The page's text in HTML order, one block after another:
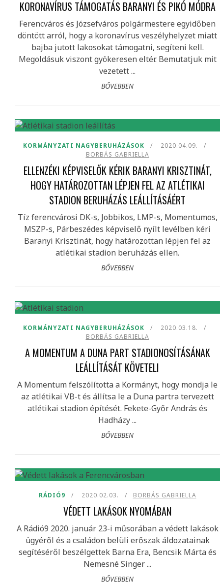
KORONAVÍRUS TÁMOGATÁS BARANYI ÉS PIKÓ MÓDRA
Ferencváros és Józsefváros polgármestere egyidőben
döntött arról, hogy a koronavírus veszélyhelyzet miatt
bajba jutott lakosokat támogatni, segíteni kell.
Megoldásuk viszont gyökeresen eltér. Bemutatjuk mit
vezetett ...
BŐVEBBEN
KORMÁNYZATI NAGYBERUHÁZÁSOK
2020.04.09.
BORBÁS GABRIELLA
ELLENZÉKI KÉPVISELŐK KÉRIK BARANYI KRISZTINÁT,
HOGY HATÁROZOTTAN LÉPJEN FEL AZ ATLÉTIKAI
STADION BERUHÁZÁS LEÁLLÍTÁSÁÉRT
Tíz ferencvárosi DK-s, Jobbikos, LMP-s, Momentumos,
MSZP-s, Párbeszédes képviselő nyílt levélben kéri
Baranyi Krisztinát, hogy határozottan lépjen fel az
atlétikai stadion beruházás ellen.
BŐVEBBEN
KORMÁNYZATI NAGYBERUHÁZÁSOK
2020.03.18.
BORBÁS GABRIELLA
A MOMENTUM A DUNA PART STADIONOSÍTÁSÁNAK
LEÁLLÍTÁSÁT KÖVETELI
A Momentum felszólította a Kormányt, hogy mondja le
az atlétikai VB-t és állítsa le a Duna partra tervezett
atlétikai stadion építését. Fekete-Győr András és
Hadházy ...
BŐVEBBEN
RÁDIÓ9 2020.02.03. BORBÁS GABRIELLA
VÉDETT LAKÁSOK NYOMÁBAN
A Rádió9 2020. január 23-i műsorában a védett lakások
ügyéről és a családon belüli erőszak áldozatainak
segítéséről beszélgettek Barna Era, Bencsik Márta és
Nemesné Singer ...
BŐVEBBEN